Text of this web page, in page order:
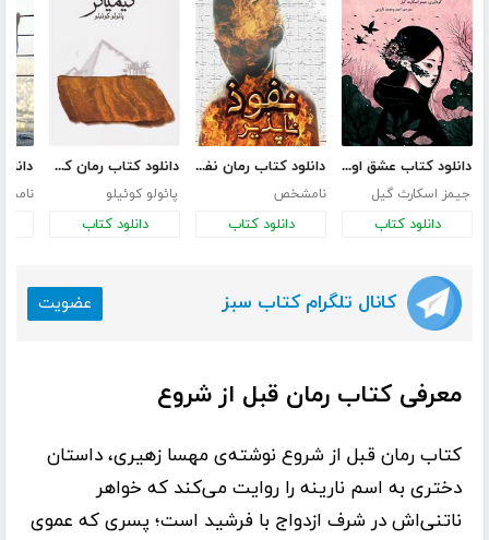
دانلود کتاب عشق اونیونگ
جیمز اسکارث گیل
دانلود کتاب
دانلود کتاب رمان نفوذ ناپذیر
نامشخص
دانلود کتاب
دانلود کتاب رمان کیمیاگر
پائولو کوئیلو
دانلود کتاب
کانال تلگرام کتاب سبز عضویت
معرفی کتاب رمان قبل از شروع
کتاب رمان قبل از شروع نوشته‌ی مهسا زهیری، داستان
دختری به اسم نارینه را روایت می‌کند که خواهر
ناتنی‌اش در شرف ازدواج با فرشید است؛ پسری که عموی